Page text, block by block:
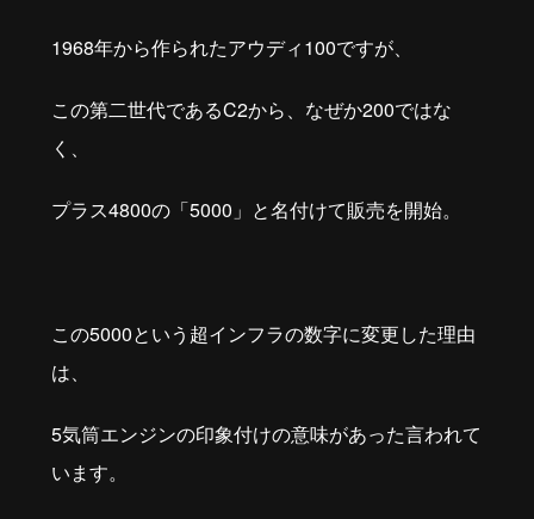
1968年から作られたアウディ100ですが、
この第二世代であるC2から、なぜか200ではな
く、
プラス4800の「5000」と名付けて販売を開始。
この5000という超インフラの数字に変更した理由
は、
5気筒エンジンの印象付けの意味があった言われて
います。